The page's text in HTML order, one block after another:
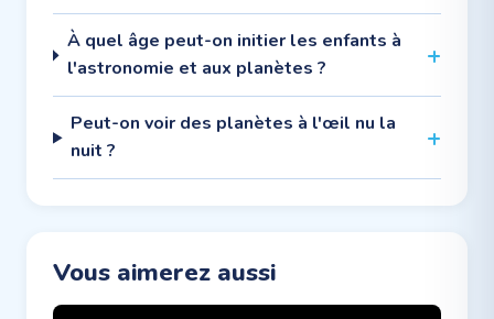
À quel âge peut-on initier les enfants à
l'astronomie et aux planètes ?
Peut-on voir des planètes à l'œil nu la
nuit ?
Vous aimerez aussi